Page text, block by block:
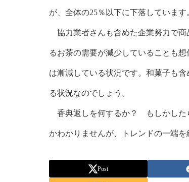
が、全体の25％以下に下落しています
協力業者さんも含めた企業努力で商
るお茶の需要が減少していることも
は漸減している状況です。和菓子も
る状況なのでしょう。
香典返しを何するか？ もしかした
かわかりませんが、トレンドの一端を
Post